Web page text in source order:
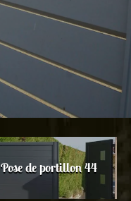
Pose de portillon 44